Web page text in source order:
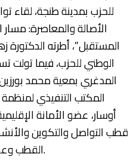
للحزب بمدينة طنجة، لقاء
الأصالة والمعاصرة:
المستقبل”، أطرته
الوطني للحزب، فيما تولت
المدغري بمعية محمد
المكتب التنفيذي
أوسار، عضو الأمانة
قطب التواصل والتكوين
القطب وعدد من مناضلات ومناضلي الحزب.